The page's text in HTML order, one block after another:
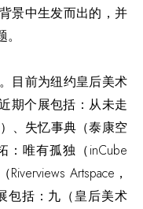
景中生发而出的，并
目前为纽约皇后美术
期个展包括：从未走
、失忆事典（泰康空
：唯有孤独（inCube
Artspace，
包括：九（皇后美术